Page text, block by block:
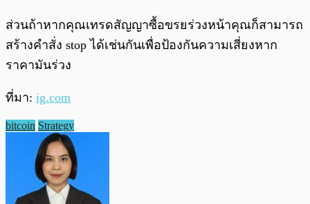
ส่วนถ้าหากคุณเทรดสัญญาซื้อขรยร่วงหน้าคุณก็สามารถ
สร้างคำสั่ง stop ได้เช่นกันเพื่อป้องกันความเสี่ยงหาก
ราคามันร่วง
ที่มา: ig.com
bitcoin Strategy